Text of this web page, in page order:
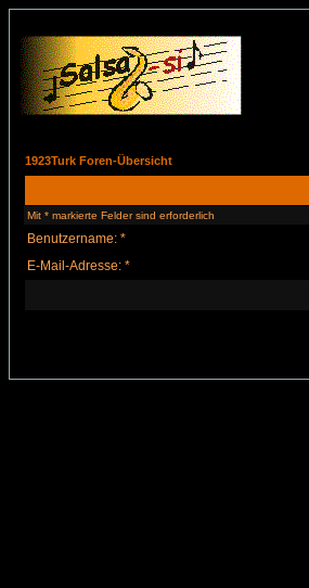
1923Turk Foren-Übersicht
Mit * markierte Felder sind erforderlich
Benutzername: *
E-Mail-Adresse: *